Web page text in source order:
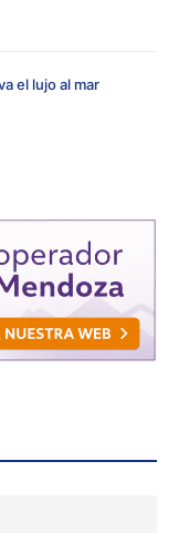
el lujo al mar